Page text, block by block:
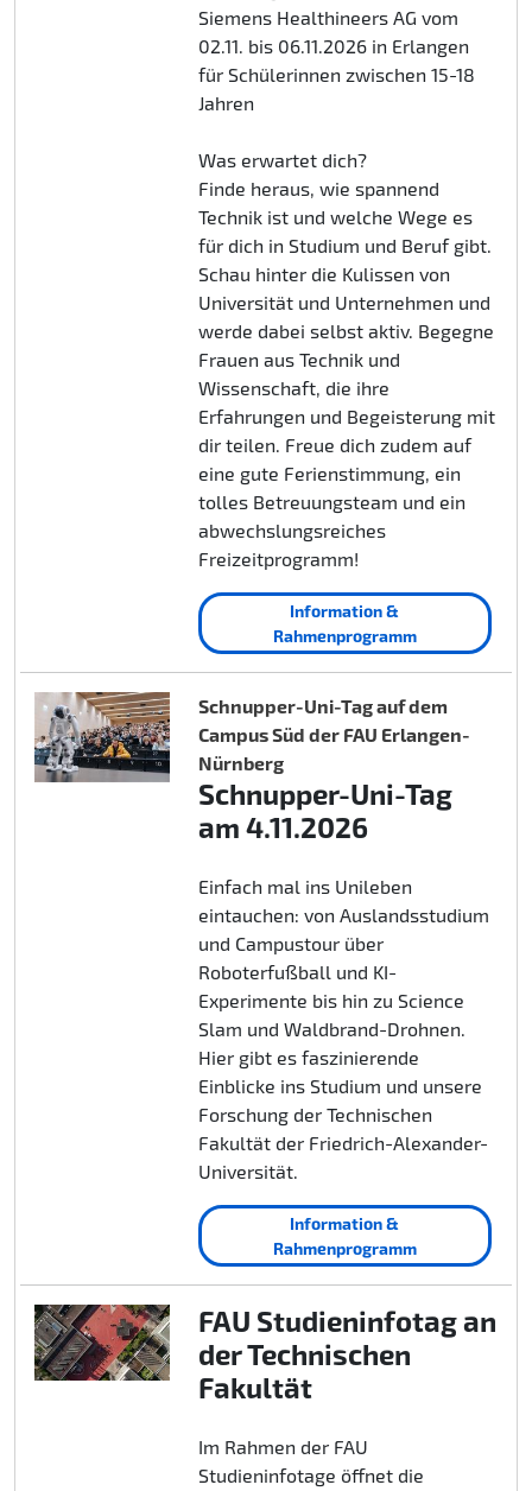
Siemens Healthineers AG vom
02.11. bis 06.11.2026 in Erlangen
für Schülerinnen zwischen 15-18
Jahren
Was erwartet dich?
Finde heraus, wie spannend
Technik ist und welche Wege es
für dich in Studium und Beruf gibt.
Schau hinter die Kulissen von
Universität und Unternehmen und
werde dabei selbst aktiv. Begegne
Frauen aus Technik und
Wissenschaft, die ihre
Erfahrungen und Begeisterung mit
dir teilen. Freue dich zudem auf
eine gute Ferienstimmung, ein
tolles Betreuungsteam und ein
abwechslungsreiches
Freizeitprogramm!
Information &
Rahmenprogramm
Schnupper-Uni-Tag auf dem
Campus Süd der FAU Erlangen-
Nürnberg
Schnupper-Uni-Tag
am 4.11.2026
Einfach mal ins Unileben
eintauchen: von Auslandsstudium
und Campustour über
Roboterfußball und KI-
Experimente bis hin zu Science
Slam und Waldbrand-Drohnen.
Hier gibt es faszinierende
Einblicke ins Studium und unsere
Forschung der Technischen
Fakultät der Friedrich-Alexander-
Universität.
Information &
Rahmenprogramm
FAU Studieninfotag an
der Technischen
Fakultät
Im Rahmen der FAU
Studieninfotage öffnet die